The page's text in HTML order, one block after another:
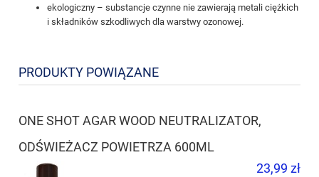
ekologiczny – substancje czynne nie zawierają metali ciężkich
i składników szkodliwych dla warstwy ozonowej.
PRODUKTY POWIĄZANE
ONE SHOT AGAR WOOD NEUTRALIZATOR,
ODŚWIEŻACZ POWIETRZA 600ML
23,99 zł